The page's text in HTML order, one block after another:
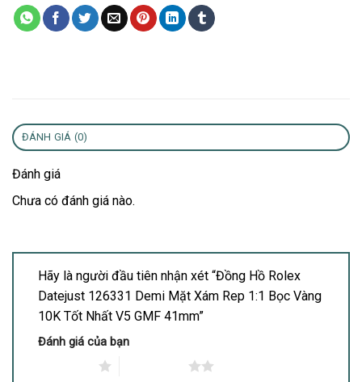
ĐÁNH GIÁ (0)
Đánh giá
Chưa có đánh giá nào.
Hãy là người đầu tiên nhận xét “Đồng Hồ Rolex
Datejust 126331 Demi Mặt Xám Rep 1:1 Bọc Vàng
10K Tốt Nhất V5 GMF 41mm”
Đánh giá của bạn